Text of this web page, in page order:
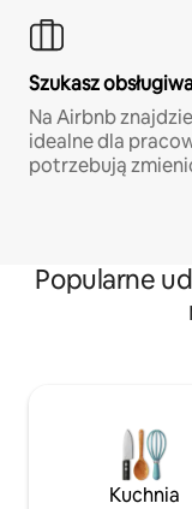
Szukasz
Na Airbnb
idealne dla
potrzebują
Popularne
Kuchnia